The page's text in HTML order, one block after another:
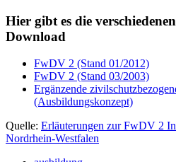
Hier gibt es die
Download
FwDV 2 (Stand 01/2012)
FwDV 2 (Stand 03/2003)
Ergänzende
(Ausbildungskonzept)
Quelle: Erläuterungen zur FwDV 2
Nordrhein-Westfalen